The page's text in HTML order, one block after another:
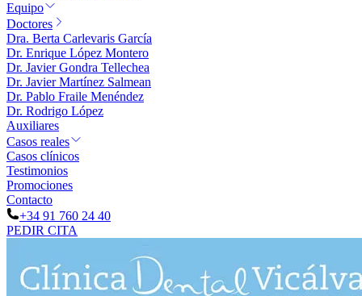
Equipo
Doctores
Dra. Berta Carlevaris García
Dr. Enrique López Montero
Dr. Javier Gondra Tellechea
Dr. Javier Martínez Salmean
Dr. Pablo Fraile Menéndez
Dr. Rodrigo López
Auxiliares
Casos reales
Casos clínicos
Testimonios
Promociones
Contacto
+34 91 760 24 40
PEDIR CITA